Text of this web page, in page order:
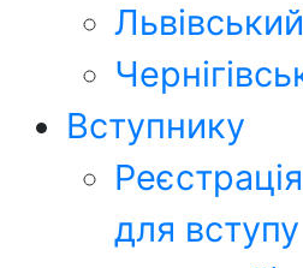
Вступнику
для